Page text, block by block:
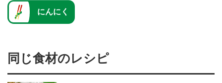
にんにく
同じ食材のレシピ